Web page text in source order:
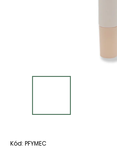
Kód: PFYMEC